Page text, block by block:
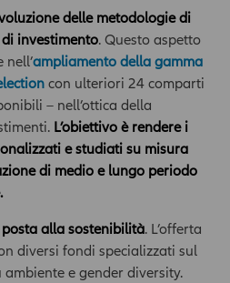
contenuti dell’Area, senza
consenso dell’ utente.
finalità esclusivamente
assumono carattere di
contenuti assumono valore di
dagli stessi può derivare
da parte della Compagnia.
servizio cui fa riferimento l’Area
per l'utente; prima di effettuare
dovrà, pertanto, valutare, in
di investimento, della propria
altra circostanza rilevante,
la documentazione d’offerta
delle metodologie di
investimento. Questo aspetto
ampliamento della gamma
con ulteriori 24 comparti
– nell’ottica della
L’obiettivo è rendere i
e studiati su misura
di medio e lungo periodo
alla sostenibilità. L’offerta
diversi fondi specializzati sul
e gender diversity.